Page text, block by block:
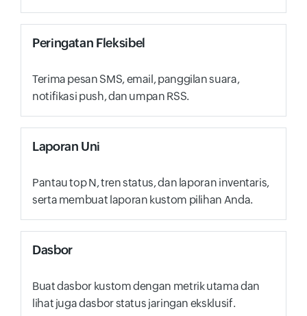
Peringatan Fleksibel
Terima pesan SMS, email, panggilan suara,
notifikasi push, dan umpan RSS.
Laporan Uni
Pantau top N, tren status, dan laporan inventaris,
serta membuat laporan kustom pilihan Anda.
Dasbor
Buat dasbor kustom dengan metrik utama dan
lihat juga dasbor status jaringan eksklusif.